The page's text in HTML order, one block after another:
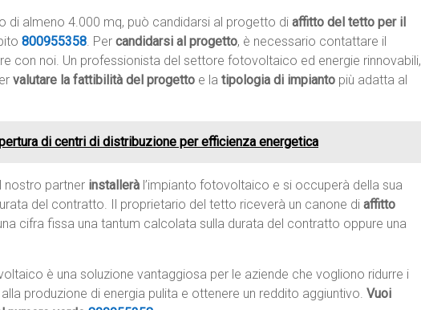
di almeno 4.000 mq, può candidarsi al progetto di affitto del tetto per il
800955358. Per candidarsi al progetto, è necessario contattare il
con noi. Un professionista del settore fotovoltaico ed energie rinnovabili,
valutare la fattibilità del progetto e la tipologia di impianto più adatta al
di centri di distribuzione per efficienza energetica
nostro partner installerà l’impianto fotovoltaico e si occuperà della sua
del contratto. Il proprietario del tetto riceverà un canone di affitto
cifra fissa una tantum calcolata sulla durata del contratto oppure una
è una soluzione vantaggiosa per le aziende che vogliono ridurre i
produzione di energia pulita e ottenere un reddito aggiuntivo. Vuoi